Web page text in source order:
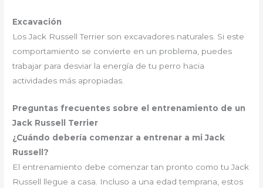
Excavación
Los Jack Russell Terrier son excavadores naturales. Si este
comportamiento se convierte en un problema, puedes
trabajar para desviar la energía de tu perro hacia
actividades más apropiadas.
Preguntas frecuentes sobre el entrenamiento de un
Jack Russell Terrier
¿Cuándo debería comenzar a entrenar a mi Jack
Russell?
El entrenamiento debe comenzar tan pronto como tu Jack
Russell llegue a casa. Incluso a una edad temprana, estos